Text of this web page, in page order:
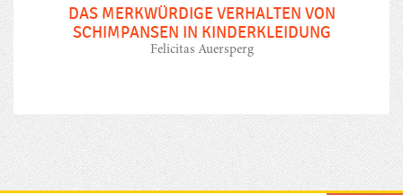
DAS MERKWÜRDIGE VERHALTEN VON
SCHIMPANSEN IN KINDERKLEIDUNG
Felicitas Auersperg